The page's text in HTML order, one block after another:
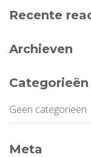
Recente
Archieven
Categorieën
Geen categorieën
Meta